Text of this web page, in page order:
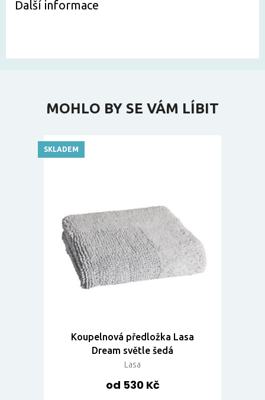
Další informace
MOHLO BY SE VÁM LÍBIT
Koupelnová předložka Lasa
Dream světle šedá
Lasa
od 530 Kč
SKLADEM